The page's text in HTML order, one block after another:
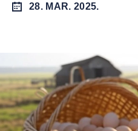
28. MAR. 2025.